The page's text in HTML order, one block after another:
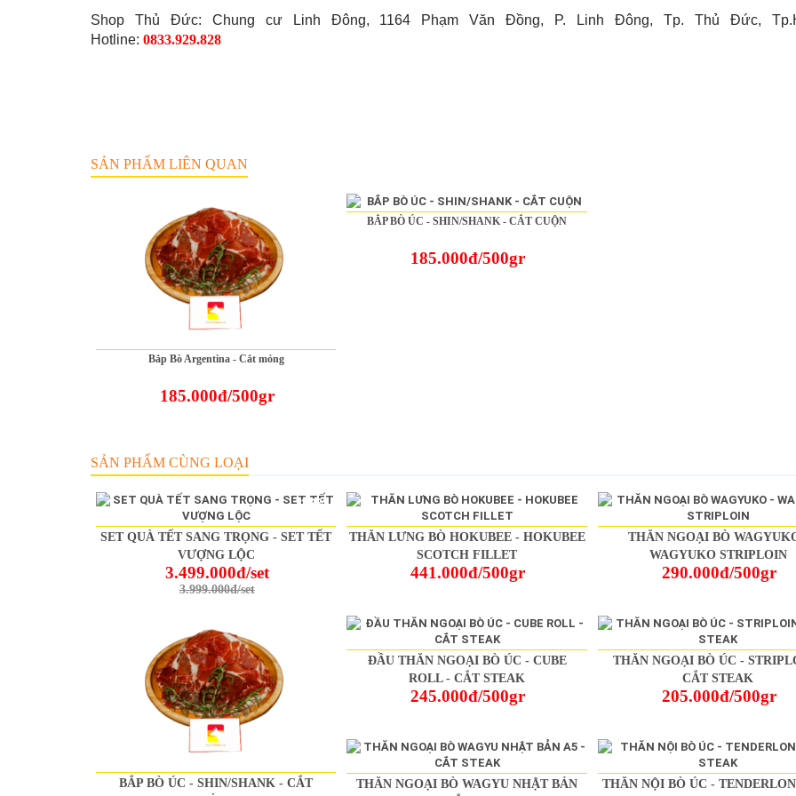
Shop Thủ Đức: Chung cư Linh Đông, 1164 Phạm Văn Đồng, P. Linh Đông, Tp. Thủ Đức,
Hotline: 0833.929.828
SẢN PHẨM LIÊN QUAN
Bắp Bò Argentina - Cắt mỏng
185.000đ/500gr
BẮP BÒ ÚC - SHIN/SHANK - CẮT CUỘN
185.000đ/500gr
SẢN PHẨM CÙNG LOẠI
SET QUÀ TẾT SANG TRỌNG - SET TẾT
VƯỢNG LỘC
3.499.000đ/set
3.999.000đ/set
-13%
THĂN LƯNG BÒ HOKUBEE - HOKUBEE
SCOTCH FILLET
441.000đ/500gr
THĂN NGOẠI BÒ
WAGYUKO STRIPLOIN
290.000đ/500gr
BẮP BÒ ÚC - SHIN/SHANK - CẮT
ĐẦU THĂN NGOẠI BÒ ÚC - CUBE
ROLL - CẮT STEAK
245.000đ/500gr
THĂN NGOẠI BÒ ÚC -
CẮT STEAK
205.000đ/500gr
THĂN NGOẠI BÒ WAGYU NHẬT BẢN
THĂN NỘI BÒ ÚC -